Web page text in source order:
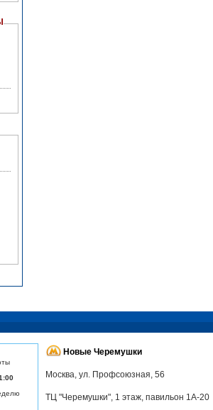
Новые Черемушки
Москва, ул. Профсоюзная, 56
ТЦ "Черемушки", 1 этаж, павильон 1А-20